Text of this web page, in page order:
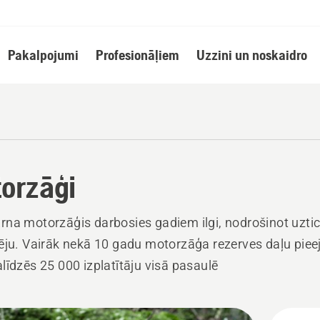
Pakalpojumi Profesionāļiem Uzzini un noskaidro
motorzāģis darbosies gadiem ilgi, nodrošinot
Vairāk nekā 10 gadu motorzāģa rezerves daļu
25 000 izplatītāju visā pasaulē